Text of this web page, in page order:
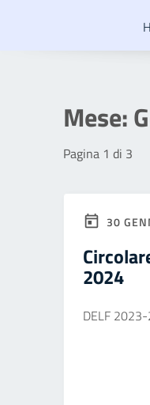
Mese:
Pagina 1 di 3
30
2024
DELF